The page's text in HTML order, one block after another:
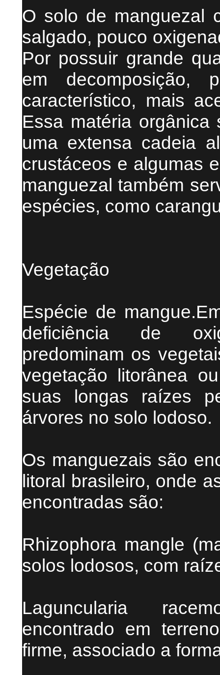
O solo de manguezal
salgado, pouco
Por possuir grande
em decomposição,
característico, mais
Essa matéria
uma extensa cadeia
crustáceos e algumas
manguezal também
espécies, como
Vegetação
Espécie de
deficiência de
predominam os
vegetação litorânea
suas longas raízes
árvores no solo lodoso.
Os manguezais são
litoral brasileiro, onde
encontradas são:
Rhizophora mangle
solos lodosos, com
Laguncularia
encontrado em
firme, associado a